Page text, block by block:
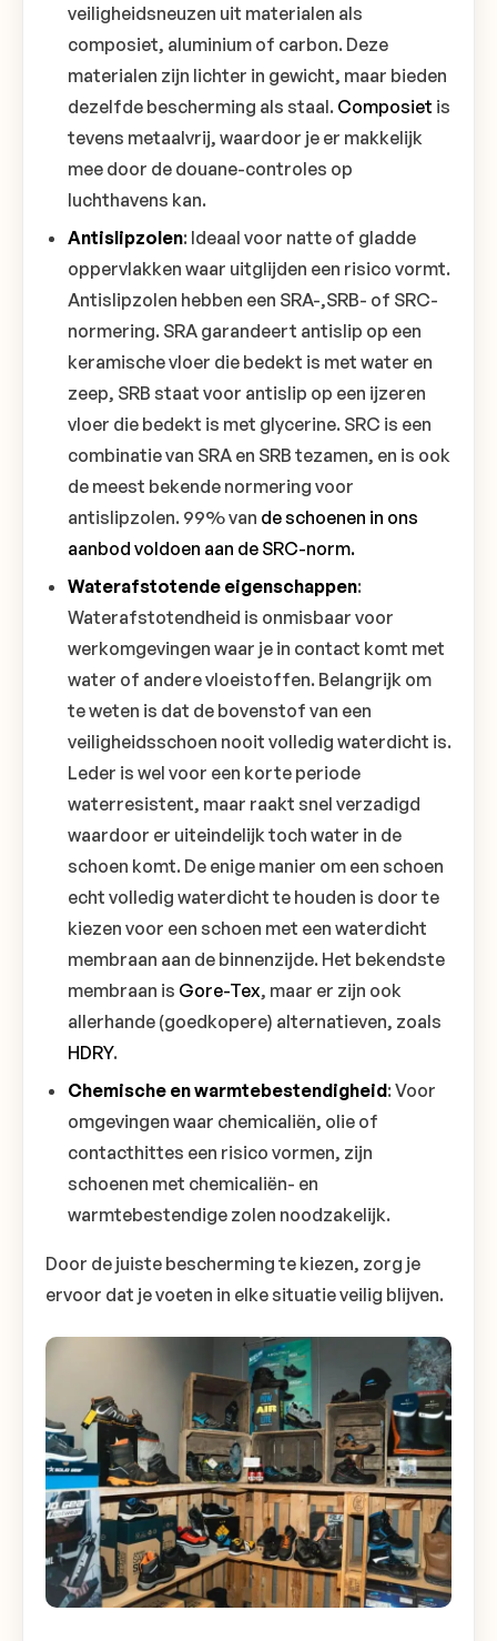
veiligheidsneuzen uit materialen als
composiet, aluminium of carbon. Deze
materialen zijn lichter in gewicht, maar bieden
dezelfde bescherming als staal. Composiet is
tevens metaalvrij, waardoor je er makkelijk
mee door de douane-controles op
luchthavens kan.
Antislipzolen: Ideaal voor natte of gladde
oppervlakken waar uitglijden een risico vormt.
Antislipzolen hebben een SRA-,SRB- of SRC-
normering. SRA garandeert antislip op een
keramische vloer die bedekt is met water en
zeep, SRB staat voor antislip op een ijzeren
vloer die bedekt is met glycerine. SRC is een
combinatie van SRA en SRB tezamen, en is ook
de meest bekende normering voor
antislipzolen. 99% van de schoenen in ons
aanbod voldoen aan de SRC-norm.
Waterafstotende eigenschappen:
Waterafstotendheid is onmisbaar voor
werkomgevingen waar je in contact komt met
water of andere vloeistoffen. Belangrijk om
te weten is dat de bovenstof van een
veiligheidsschoen nooit volledig waterdicht is.
Leder is wel voor een korte periode
waterresistent, maar raakt snel verzadigd
waardoor er uiteindelijk toch water in de
schoen komt. De enige manier om een schoen
echt volledig waterdicht te houden is door te
kiezen voor een schoen met een waterdicht
membraan aan de binnenzijde. Het bekendste
membraan is Gore-Tex, maar er zijn ook
allerhande (goedkopere) alternatieven, zoals
HDRY.
Chemische en warmtebestendigheid: Voor
omgevingen waar chemicaliën, olie of
contacthittes een risico vormen, zijn
schoenen met chemicaliën- en
warmtebestendige zolen noodzakelijk.
Door de juiste bescherming te kiezen, zorg je
ervoor dat je voeten in elke situatie veilig blijven.